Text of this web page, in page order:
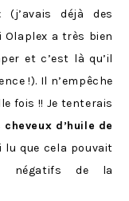
(j’avais déjà des
Olaplex a très bien
et c’est là qu’il
!). Il n’empêche
fois !! Je tenterais
d’huile de
lu que cela pouvait
négatifs de la